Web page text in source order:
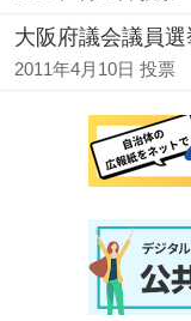
大阪府議会議員
2011年4月10日 投票